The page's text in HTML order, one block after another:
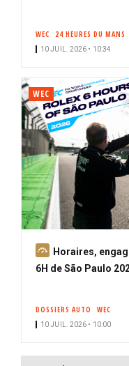
WEC 24 HEURES DU MANS
10 JUIL. 2026 • 10:34
WEC
A
b
Horaires,
6H de São Paulo
DOSSIERS AUTO WEC
10 JUIL. 2026 • 10:00